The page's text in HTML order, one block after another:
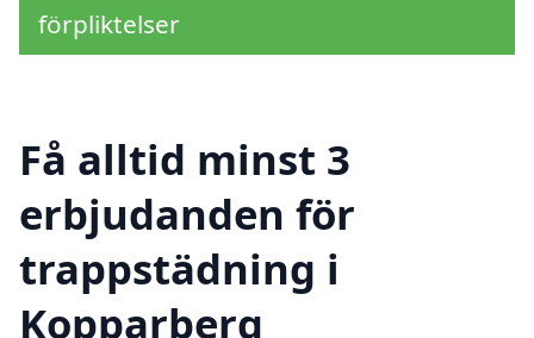
förpliktelser
Få alltid minst 3
erbjudanden för
trappstädning i
Kopparberg